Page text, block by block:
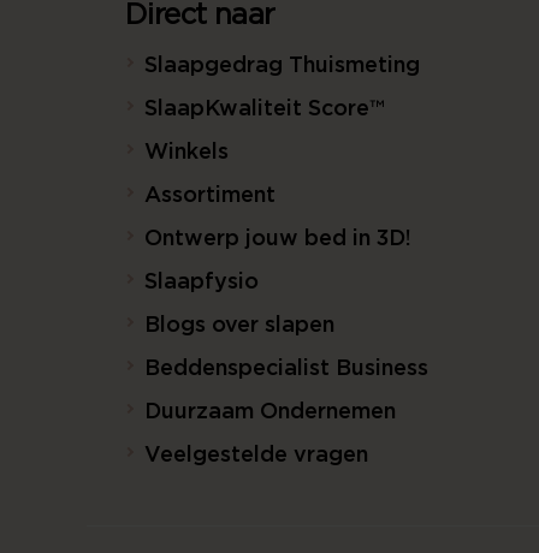
Direct naar
Slaapgedrag Thuismeting
SlaapKwaliteit Score™
Winkels
Assortiment
Ontwerp jouw bed in 3D!
Slaapfysio
Blogs over slapen
Beddenspecialist Business
Duurzaam Ondernemen
Veelgestelde vragen